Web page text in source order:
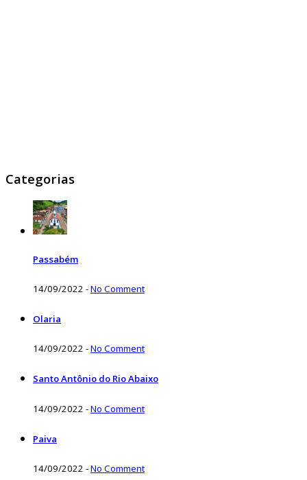
Categorias
Passabém
14/09/2022 -No Comment
Olaria
14/09/2022 -No Comment
Santo Antônio do Rio Abaixo
14/09/2022 -No Comment
Paiva
14/09/2022 -No Comment